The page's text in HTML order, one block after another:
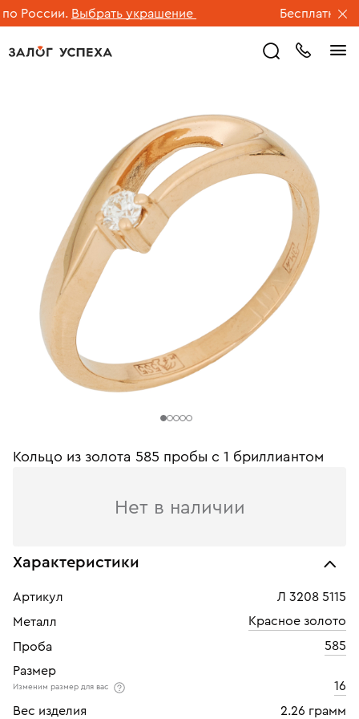
России. Выбрать украшение Бесплатная
Кольцо из золота 585 пробы c 1 бриллиантом
Нет в наличии
Характеристики
Артикул
Л 3208 5115
Металл
Красное золото
Проба
585
Размер
Изменим размер для вас
16
Вес изделия
2.26 грамм